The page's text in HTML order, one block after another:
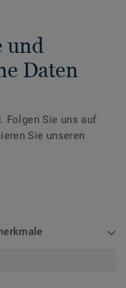
und
Daten
Folgen Sie uns auf
Sie unseren